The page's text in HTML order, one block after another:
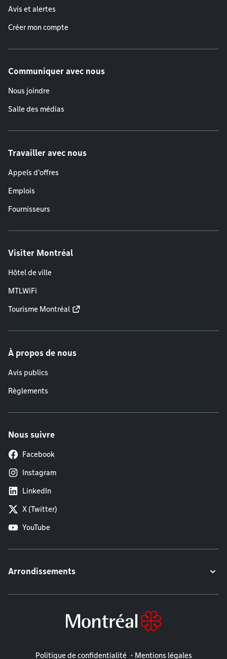
Avis et alertes
Créer mon compte
Communiquer avec nous
Nous joindre
Salle des médias
Travailler avec nous
Appels d'offres
Emplois
Fournisseurs
Visiter Montréal
Hôtel de ville
MTLWiFi
Tourisme Montréal
À propos de nous
Avis publics
Règlements
Nous suivre
Facebook
Instagram
LinkedIn
X (Twitter)
YouTube
Arrondissements
Mentions légales
Politique de confidentialité Mentions légales